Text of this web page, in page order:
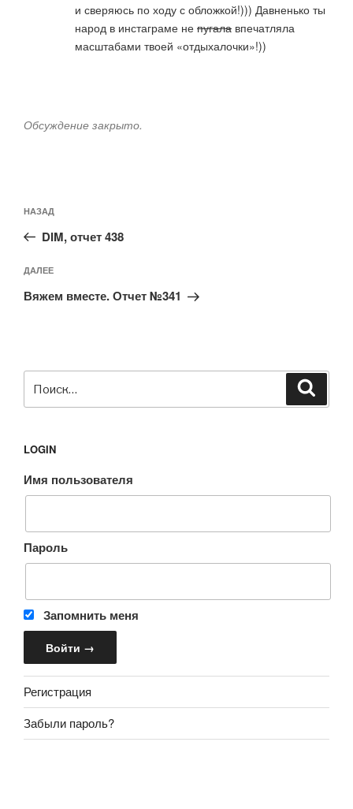
и сверяюсь по ходу с обложкой!))) Давненько ты
народ в инстаграме не пугала впечатляла
масштабами твоей «отдыхалочки»!))
Обсуждение закрыто.
по
записям
Предыдущая
запись:
НАЗАД
DIM, отчет 438
Следующая
запись
ДАЛЕЕ
Вяжем вместе. Отчет №341
LOGIN
Имя пользователя
Пароль
Запомнить меня
Регистрация
Забыли пароль?